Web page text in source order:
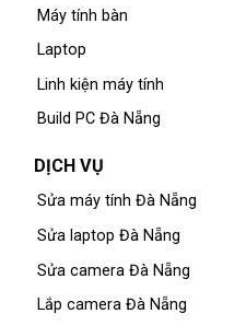
Máy tính bàn
Laptop
Linh kiện máy tính
Build PC Đà Nẵng
DỊCH VỤ
Sửa máy tính Đà Nẵng
Sửa laptop Đà Nẵng
Sửa camera Đà Nẵng
Lắp camera Đà Nẵng